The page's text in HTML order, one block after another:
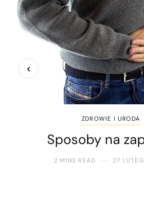
ZDROWIE I URODA
Sposoby na
2 MINS READ 27